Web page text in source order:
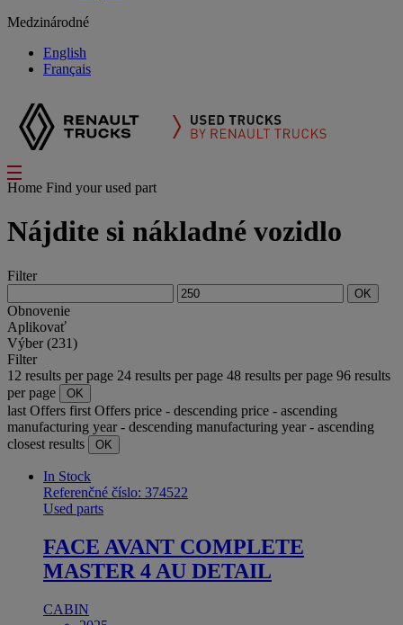
Medzinárodné
English
Français
Home Find your used part
Nájdite si nákladné vozidlo
Filter
OK
Obnovenie
Aplikovať
Výber (231)
Filter
12 results per page 24 results per page 48 results per page 96 results
per page
OK
last Offers first Offers price - descending price - ascending
manufacturing year - descending manufacturing year - ascending
closest results
OK
In Stock
Referenčné číslo: 374522
Used parts
FACE AVANT COMPLETE
MASTER 4 AU DETAIL
CABIN